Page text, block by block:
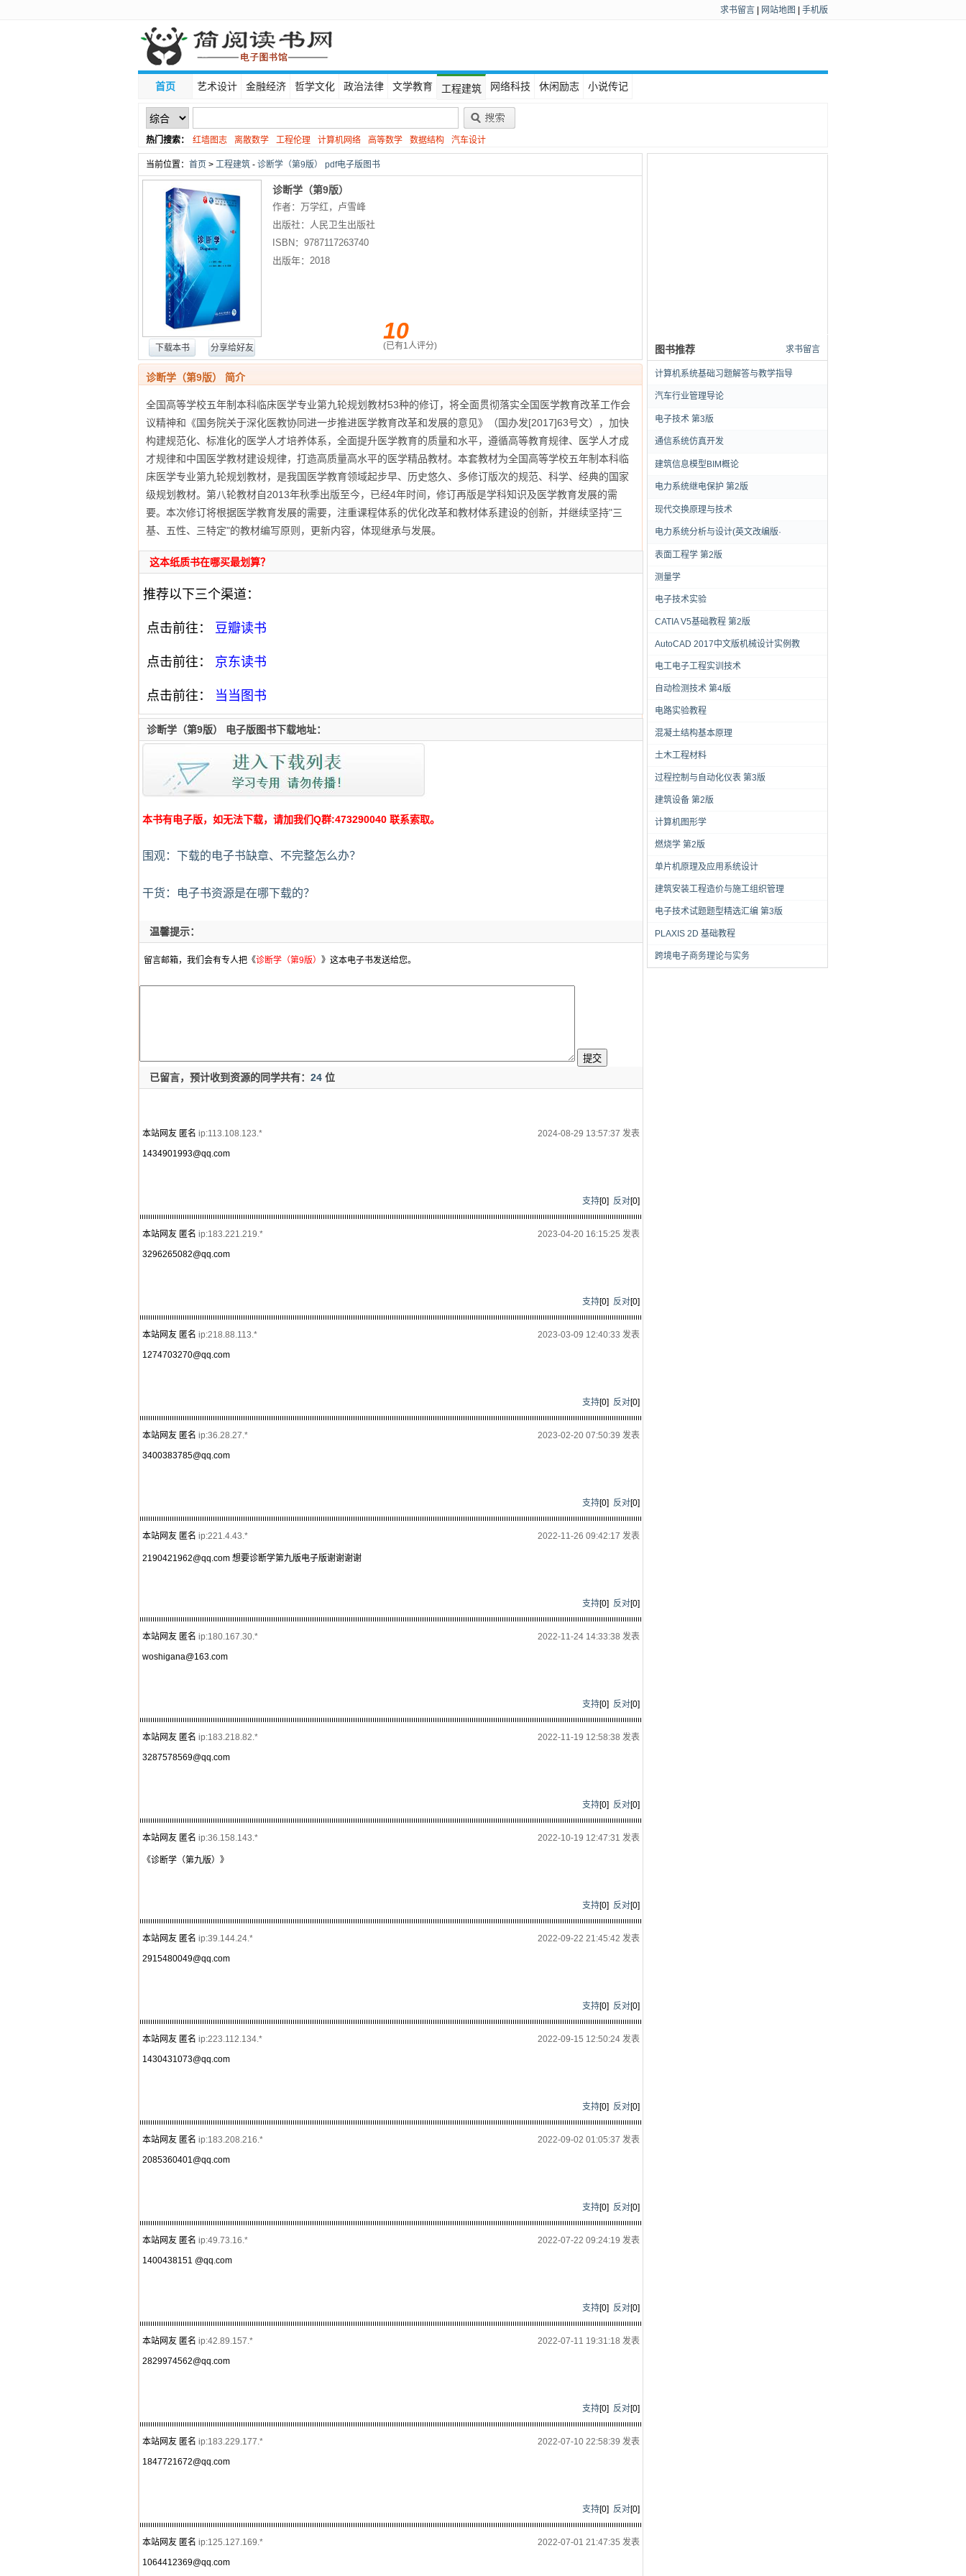
求书留言 网站地图 手机版
首页 艺术设计 金融经济 哲学文化 政治法律 文学教育 工程建筑 网络科技 休闲励志 小说传记
热门搜索： 红墙图志 离散数学 工程伦理 计算机网络 高等数学 数据结构
汽车设计
线性代数
当前位置： 首页 > 工程建筑 - 诊断学（第9版） pdf电子版图书
下载本书 分享给好友
诊断学（第9版）
作者：万学红，卢雪峰
出版社： 人民卫生出版社
ISBN： 9787117263740
出版年： 2018
10
(已有1人评分) 求书留言
图书推荐
计算机系统基础习题解答与教学指导
汽车行业管理导论
电子技术 第3版
通信系统仿真开发
建筑信息模型BIM概论
电力系统继电保护 第2版
现代交换原理与技术
电力系统分析与设计(英文改编版·
表面工程学 第2版
测量学
电子技术实验
CATIA V5基础教程 第2版
AutoCAD 2017中文版机械设计实例教
电工电子工程实训技术
自动检测技术 第4版
电路实验教程
混凝土结构基本原理
土木工程材料
过程控制与自动化仪表 第3版
建筑设备 第2版
计算机图形学
燃烧学 第2版
单片机原理及应用系统设计
建筑安装工程造价与施工组织管理
电子技术试题题型精选汇编 第3版
PLAXIS 2D 基础教程
跨境电子商务理论与实务
诊断学（第9版） 简介
全国高等学校五年制本科临床医学专业第九轮规划教材53种的修订，将全面贯彻落实全国医学教育改革工作会
议精神和《国务院关于深化医教协同进一步推进医学教育改革和发展的意见》（国办发[2017]63号文），加快
构建规范化、标准化的医学人才培养体系，全面提升医学教育的质量和水平，遵循高等教育规律、医学人才成
才规律和中国医学教材建设规律，打造高质量高水平的医学精品教材。本套教材为全国高等学校五年制本科临
床医学专业第九轮规划教材，是我国医学教育领域起步早、历史悠久、多修订版次的规范、科学、经典的国家
级规划教材。第八轮教材自2013年秋季出版至今，已经4年时间，修订再版是学科知识及医学教育发展的需
要。本次修订将根据医学教育发展的需要，注重课程体系的优化改革和教材体系建设的创新，并继续坚持"三
基、五性、三特定"的教材编写原则，更新内容，体现继承与发展。
这本纸质书在哪买最划算？
推荐以下三个渠道：
点击前往： 豆瓣读书
点击前往： 京东读书
点击前往： 当当图书
诊断学（第9版） 电子版图书下载地址：
本书有电子版，如无法下载，请加我们Q群:473290040 联系索取。
围观：下载的电子书缺章、不完整怎么办？
干货：电子书资源是在哪下载的？
温馨提示：
留言邮箱，我们会有专人把《诊断学（第9版） 》这本电子书发送给您。
已留言，预计收到资源的同学共有： 24 位
本站网友 匿名 ip:113.108.123.*
2024-08-29 13:57:37 发表
1434901993@qq.com
支持[0] 反对[0]
本站网友 匿名 ip:183.221.219.*
2023-04-20 16:15:25 发表
3296265082@qq.com
支持[0] 反对[0]
本站网友 匿名 ip:218.88.113.*
2023-03-09 12:40:33 发表
1274703270@qq.com
支持[0] 反对[0]
本站网友 匿名 ip:36.28.27.*
2023-02-20 07:50:39 发表
3400383785@qq.com
支持[0] 反对[0]
本站网友 匿名 ip:221.4.43.* 2022-11-26 09:42:17 发表
2190421962@qq.com 想要诊断学第九版电子版谢谢谢谢
支持[0] 反对[0]
本站网友 匿名 ip:180.167.30.*
2022-11-24 14:33:38 发表
woshigana@163.com
支持[0] 反对[0]
本站网友 匿名 ip:183.218.82.*
2022-11-19 12:58:38 发表
3287578569@qq.com
支持[0] 反对[0]
本站网友 匿名 ip:36.158.143.* 2022-10-19 12:47:31 发表
《诊断学（第九版）》
支持[0] 反对[0]
本站网友 匿名 ip:39.144.24.*
2022-09-22 21:45:42 发表
2915480049@qq.com
支持[0] 反对[0]
本站网友 匿名 ip:223.112.134.*
2022-09-15 12:50:24 发表
1430431073@qq.com
支持[0] 反对[0]
本站网友 匿名 ip:183.208.216.*
2022-09-02 01:05:37 发表
2085360401@qq.com
支持[0] 反对[0]
本站网友 匿名 ip:49.73.16.*
2022-07-22 09:24:19 发表
1400438151 @qq.com
支持[0] 反对[0]
本站网友 匿名 ip:42.89.157.*
2022-07-11 19:31:18 发表
2829974562@qq.com
支持[0] 反对[0]
本站网友 匿名 ip:183.229.177.*
2022-07-10 22:58:39 发表
1847721672@qq.com
支持[0] 反对[0]
本站网友 匿名 ip:125.127.169.*
2022-07-01 21:47:35 发表
1064412369@qq.com